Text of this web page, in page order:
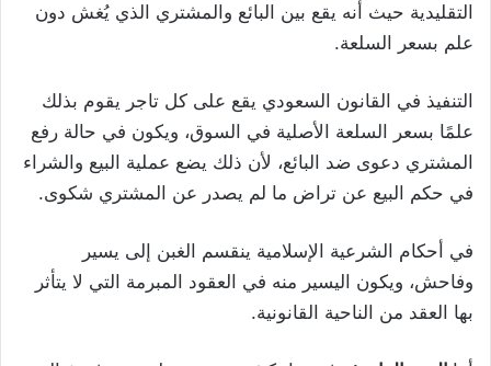
التقليدية حيث أنه يقع بين البائع والمشتري الذي يُغش دون
علم بسعر السلعة.
التنفيذ في القانون السعودي يقع على كل تاجر يقوم بذلك
علمًا بسعر السلعة الأصلية في السوق، ويكون في حالة رفع
المشتري دعوى ضد البائع، لأن ذلك يضع عملية البيع والشراء
في حكم البيع عن تراض ما لم يصدر عن المشتري شكوى.
في أحكام الشرعية الإسلامية ينقسم الغبن إلى يسير
وفاحش، ويكون اليسير منه في العقود المبرمة التي لا يتأثر
بها العقد من الناحية القانونية.